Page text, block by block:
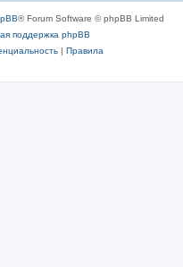
® Forum Software © phpBB Limited
поддержка phpBB
| Правила